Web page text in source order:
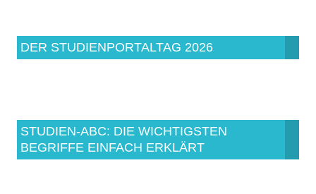
DER STUDIENPORTALTAG 2026
STUDIEN-ABC: DIE WICHTIGSTEN
BEGRIFFE EINFACH ERKLÄRT